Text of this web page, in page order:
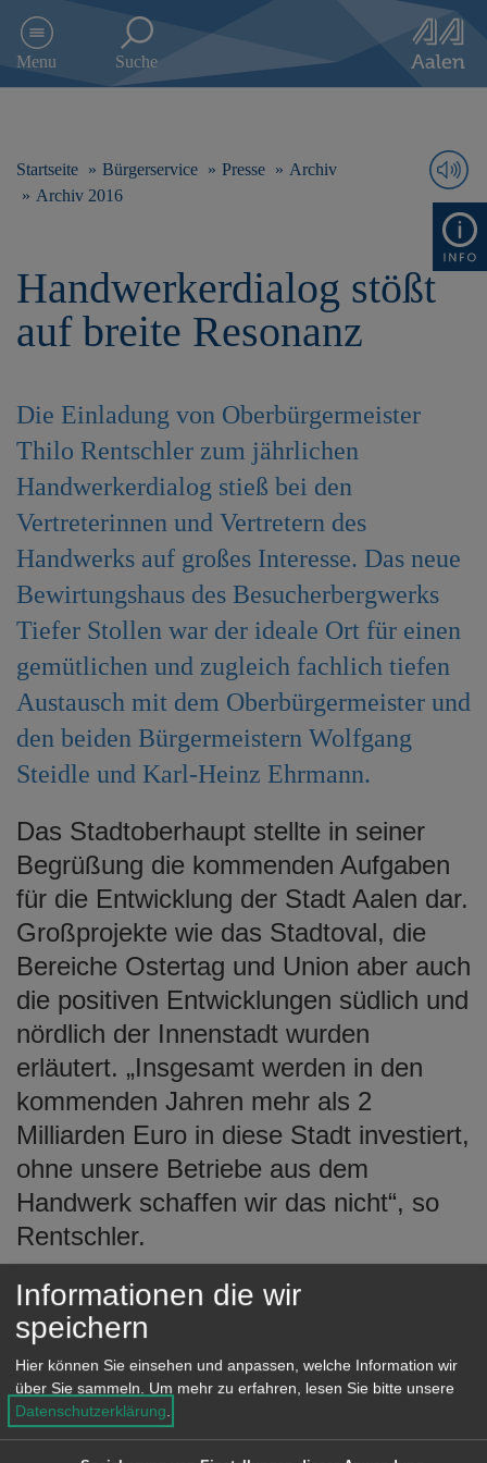
e
Menu Suche
Startseite Bürgerservice Presse
Archiv
Archiv 2016
Handwerkerdialog stößt
auf breite Resonanz
Die Einladung von Oberbürgermeister
Thilo Rentschler zum jährlichen
Handwerkerdialog stieß bei den
Vertreterinnen und Vertretern des
Handwerks auf großes Interesse. Das neue
Bewirtungshaus des Besucherbergwerks
Tiefer Stollen war der ideale Ort für einen
gemütlichen und zugleich fachlich tiefen
Austausch mit dem Oberbürgermeister und
den beiden Bürgermeistern Wolfgang
Steidle und Karl-Heinz Ehrmann.
Das Stadtoberhaupt stellte in seiner
Begrüßung die kommenden Aufgaben
für die Entwicklung der Stadt Aalen dar.
Großprojekte wie das Stadtoval, die
Bereiche Ostertag und Union aber auch
die positiven Entwicklungen südlich und
nördlich der Innenstadt wurden
erläutert. „Insgesamt werden in den
kommenden Jahren mehr als 2
Milliarden Euro in diese Stadt investiert,
ohne unsere Betriebe aus dem
Handwerk schaffen wir das nicht“, so
Rentschler.
Der Präsident der Handwerkskammer
Ulm, Joachim Krimmer, lobte die Stadt
Aalen für die Durchführung des
jährlichen Handwerkerdialogs. Dieses
Format sei auch für ihn eine
Informationen die wir
speichern
Hier können Sie einsehen und anpassen, welche Information wir
über Sie sammeln. Um mehr zu erfahren, lesen Sie bitte unsere
Datenschutzerklärung.